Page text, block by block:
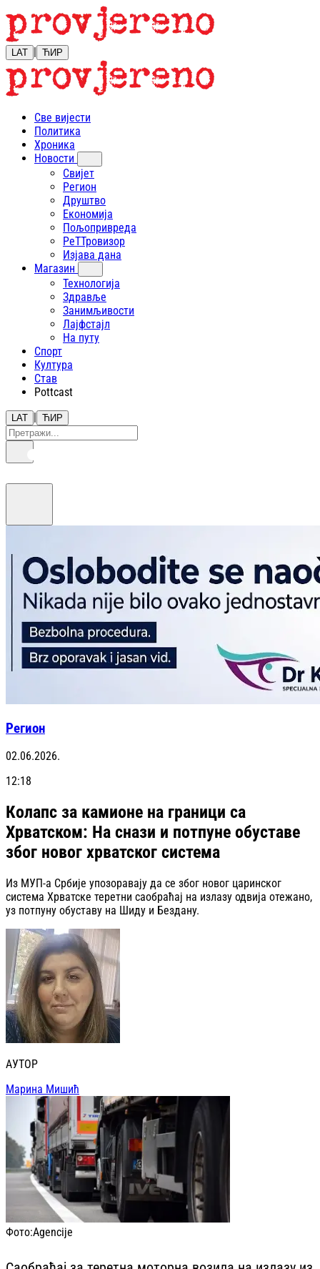
LAT | ЋИР
Све вијести
Политика
Хроника
Новости
Свијет
Регион
Друштво
Економија
Пољопривреда
РеТТровизор
Изјава дана
Магазин
Технологија
Здравље
Занимљивости
Лајфстajл
На путу
Спорт
Култура
Став
Pottcast
LAT | ЋИР
Регион
02.06.2026.
12:18
Колапс за камионе на граници са
Хрватском: На снази и потпуне обуставе
због новог хрватског система
Из МУП-а Србије упозоравају да се због новог царинског
система Хрватске теретни саобраћај на излазу одвија отежано,
уз потпуну обуставу на Шиду и Бездану.
АУТОР
Марина Мишић
Фото:Agencije